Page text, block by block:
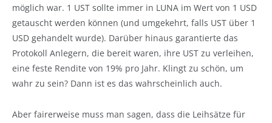
möglich war. 1 UST sollte immer in LUNA im Wert von 1 USD
getauscht werden können (und umgekehrt, falls UST über 1
USD gehandelt wurde). Darüber hinaus garantierte das
Protokoll Anlegern, die bereit waren, ihre UST zu verleihen,
eine feste Rendite von 19% pro Jahr. Klingt zu schön, um
wahr zu sein? Dann ist es das wahrscheinlich auch.
Aber fairerweise muss man sagen, dass die Leihsätze für